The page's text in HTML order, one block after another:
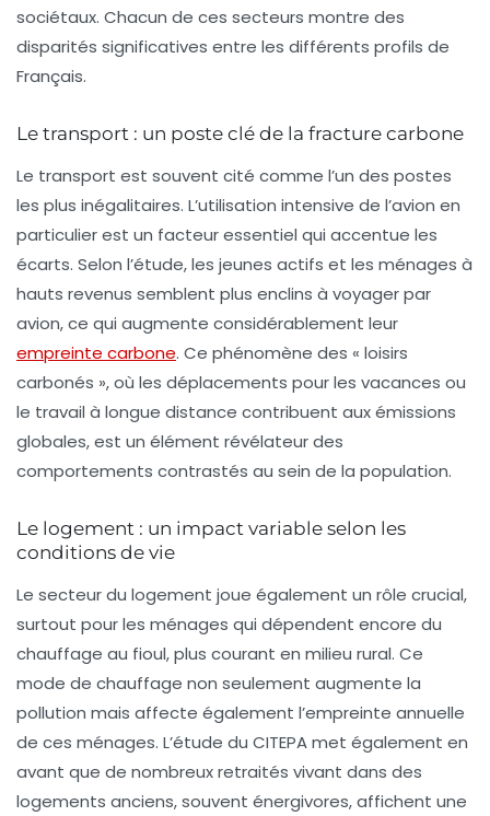
sociétaux. Chacun de ces secteurs montre des
disparités significatives entre les différents profils de
Français.
Le transport : un poste clé de la fracture carbone
Le transport est souvent cité comme l’un des postes
les plus inégalitaires. L’utilisation intensive de l’avion en
particulier est un facteur essentiel qui accentue les
écarts. Selon l’étude, les jeunes actifs et les ménages à
hauts revenus semblent plus enclins à voyager par
avion, ce qui augmente considérablement leur
empreinte carbone. Ce phénomène des « loisirs
carbonés », où les déplacements pour les vacances ou
le travail à longue distance contribuent aux émissions
globales, est un élément révélateur des
comportements contrastés au sein de la population.
Le logement : un impact variable selon les
conditions de vie
Le secteur du logement joue également un rôle crucial,
surtout pour les ménages qui dépendent encore du
chauffage au fioul, plus courant en milieu rural. Ce
mode de chauffage non seulement augmente la
pollution mais affecte également l’empreinte annuelle
de ces ménages. L’étude du CITEPA met également en
avant que de nombreux retraités vivant dans des
logements anciens, souvent énergivores, affichent une